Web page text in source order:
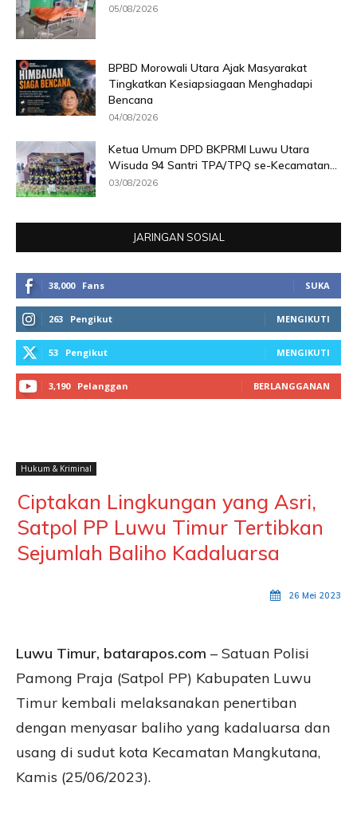
05/08/2026
BPBD Morowali Utara Ajak Masyarakat
Tingkatkan Kesiapsiagaan Menghadapi
Bencana
04/08/2026
Ketua Umum DPD BKPRMI Luwu Utara
Wisuda 94 Santri TPA/TPQ se-Kecamatan...
03/08/2026
JARINGAN SOSIAL
38,000 Fans SUKA
263 Pengikut MENGIKUTI
53 Pengikut MENGIKUTI
3,190 Pelanggan BERLANGGANAN